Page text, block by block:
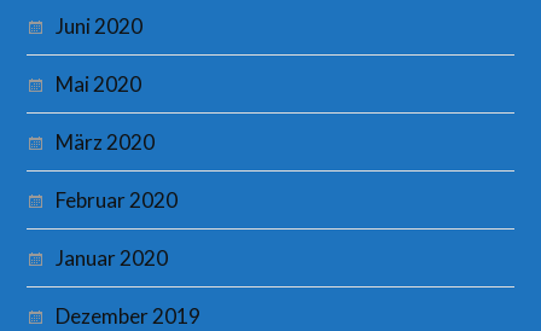
Juni 2020
Mai 2020
März 2020
Februar 2020
Januar 2020
Dezember 2019